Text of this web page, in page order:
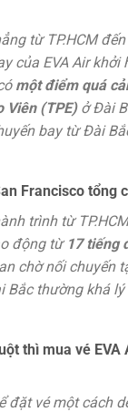
từ TP.HCM
của EVA Air khởi
một điểm quá
Viên (TPE)ở Đài
bay từ Đài
Francisco tổng
trình từ
động từ 17 tiếng
chờ nối chuyến
Bắc thường khá
thì mua vé EVA
đặt vé một cách